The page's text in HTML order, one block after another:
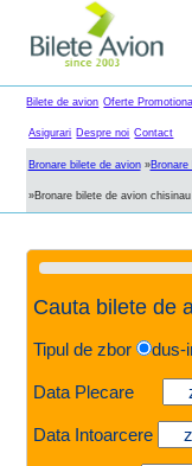
Bilete de avion Oferte
Asigurari Despre noi Contact
Bronare bilete de avion»Bronare
»Bronare bilete de avion
Cauta bilete de
Tipul de zbor dus-
Data Plecare
Data Intoarcere